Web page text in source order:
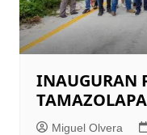
INAUGURAN
TAMAZOLAPA
Miguel Olvera